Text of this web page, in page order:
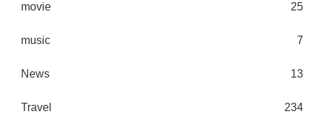
movie 25
music 7
News 13
Travel 234